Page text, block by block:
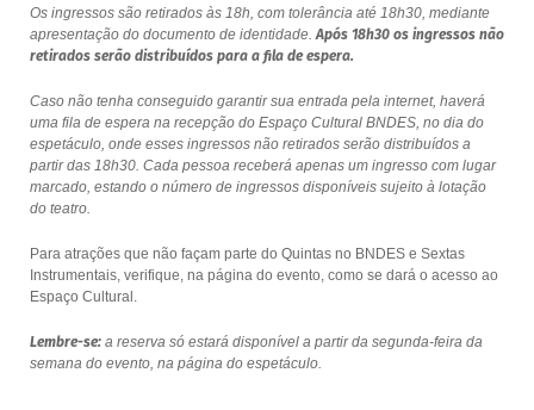
Os ingressos são retirados às 18h, com tolerância até 18h30, mediante
apresentação do documento de identidade.Após 18h30 os ingressos não
retirados serão distribuídos para a fila de espera.
Caso não tenha conseguido garantir sua entrada pela internet, haverá
uma fila de espera na recepção do Espaço Cultural BNDES, no dia do
espetáculo, onde esses ingressos não retirados serão distribuídos a
partir das 18h30. Cada pessoa receberá apenas um ingresso com lugar
marcado, estando o número de ingressos disponíveis sujeito à lotação
do teatro.
Para atrações que não façam parte do Quintas no BNDES e Sextas
Instrumentais, verifique, na página do evento, como se dará o acesso ao
Espaço Cultural.
Lembre-se:a reserva só estará disponível a partir da segunda-feira da
semana do evento, na página do espetáculo.